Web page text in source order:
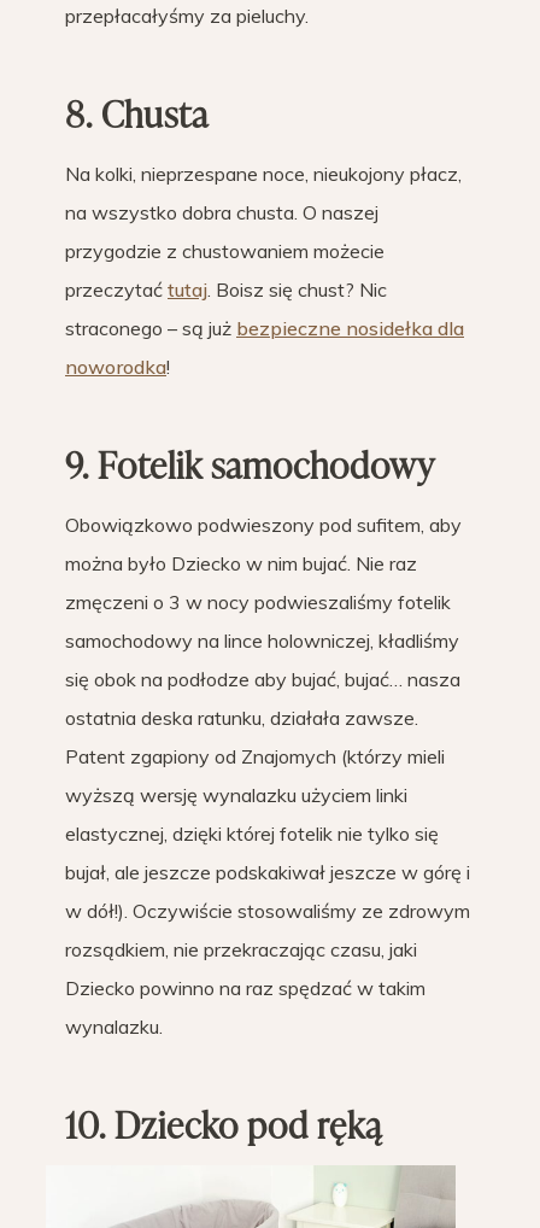
przepłacałyśmy za pieluchy.
8. Chusta
Na kolki, nieprzespane noce, nieukojony płacz,
na wszystko dobra chusta. O naszej
przygodzie z chustowaniem możecie
przeczytać tutaj. Boisz się chust? Nic
straconego – są już bezpieczne nosidełka dla
noworodka!
9. Fotelik samochodowy
Obowiązkowo podwieszony pod sufitem, aby
można było Dziecko w nim bujać. Nie raz
zmęczeni o 3 w nocy podwieszaliśmy fotelik
samochodowy na lince holowniczej, kładliśmy
się obok na podłodze aby bujać, bujać… nasza
ostatnia deska ratunku, działała zawsze.
Patent zgapiony od Znajomych (którzy mieli
wyższą wersję wynalazku użyciem linki
elastycznej, dzięki której fotelik nie tylko się
bujał, ale jeszcze podskakiwał jeszcze w górę i
w dół!). Oczywiście stosowaliśmy ze zdrowym
rozsądkiem, nie przekraczając czasu, jaki
Dziecko powinno na raz spędzać w takim
wynalazku.
10. Dziecko pod ręką